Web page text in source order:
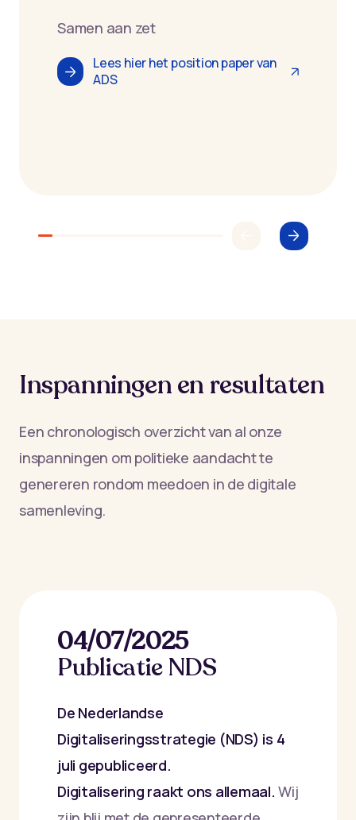
Samen aan zet
Lees hier het position paper van
ADS
Inspanningen en resultaten
Een chronologisch overzicht van al onze
inspanningen om politieke aandacht te
genereren rondom meedoen in de digitale
samenleving.
04/07/2025
Publicatie NDS
De Nederlandse
Digitaliseringsstrategie (NDS) is 4
juli gepubliceerd.
Digitalisering raakt ons allemaal. Wij